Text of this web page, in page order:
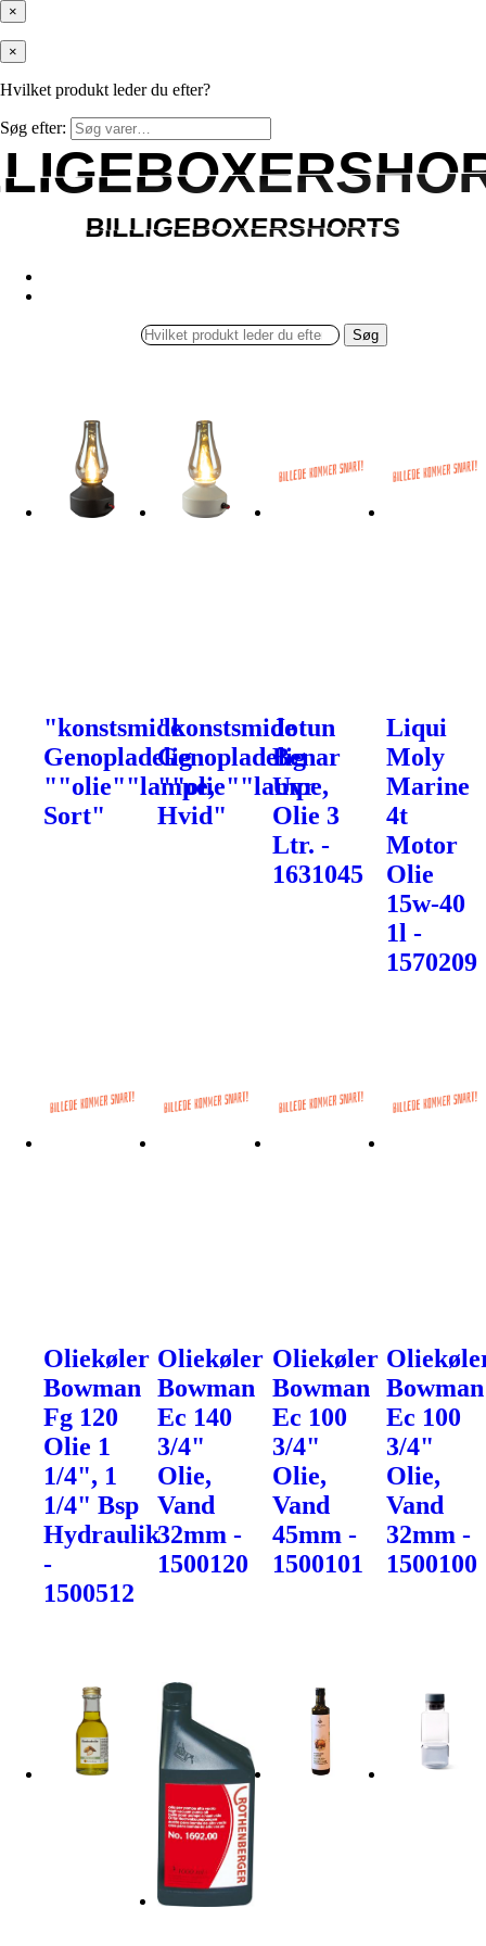
×
×
Hvilket produkt leder du efter?
Søg efter:
BILLIGEBOXERSHORTS
BILLIGEBOXERSHORTS
Søg
"konstsmide
Genopladelig
""olie""lampe,
Sort"
"konstsmide
Genopladelig
""olie""lampe,
Hvid"
Jotun
Benar
Uvr
Olie 3
Ltr. -
1631045
Liqui
Moly
Marine
4t
Motor
Olie
15w-40
1l -
1570209
Oliekøler
Bowman
Fg 120
Olie 1
1/4", 1
1/4" Bsp
Hydraulik
-
1500512
Oliekøler
Bowman
Ec 140
3/4"
Olie,
Vand
32mm -
1500120
Oliekøler
Bowman
Ec 100
3/4"
Olie,
Vand
45mm -
1500101
Bowman
Ec 100
3/4"
Olie,
Vand
32mm -
1500100